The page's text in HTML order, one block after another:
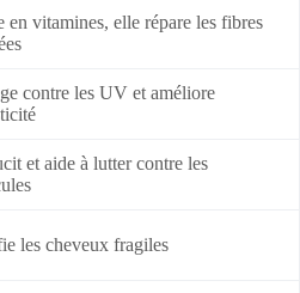
en vitamines, elle répare les fibres
contre les UV et améliore
et aide à lutter contre les
les cheveux fragiles